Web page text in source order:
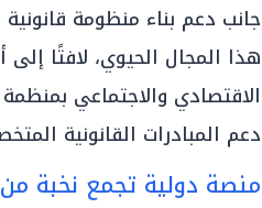
جانب دعم بناء منظومة
هذا المجال الحيوي، لافتًا
الاقتصادي والاجتماعي
دعم المبادرات القانونية
منصة دولية تجمع نخبة من